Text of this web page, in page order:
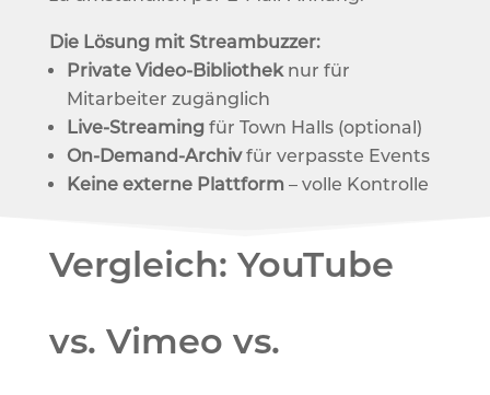
Die Lösung mit Streambuzzer:
Private Video-Bibliotheknur für
Mitarbeiter zugänglich
Live-Streamingfür Town Halls (optional)
On-Demand-Archivfür verpasste Events
Keine externe Plattform– volle Kontrolle
Vergleich: YouTube
vs. Vimeo vs.